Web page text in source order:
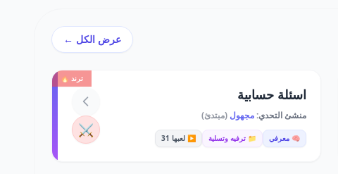
عرض الكل ←
ترند 🔥
اسئلة حسابية
منشئ التحدي:مجهول (مبتدئ)
🧠 معرفي 📁 ترفيه وتسلية ▶️ لعبها 31 ⚔️